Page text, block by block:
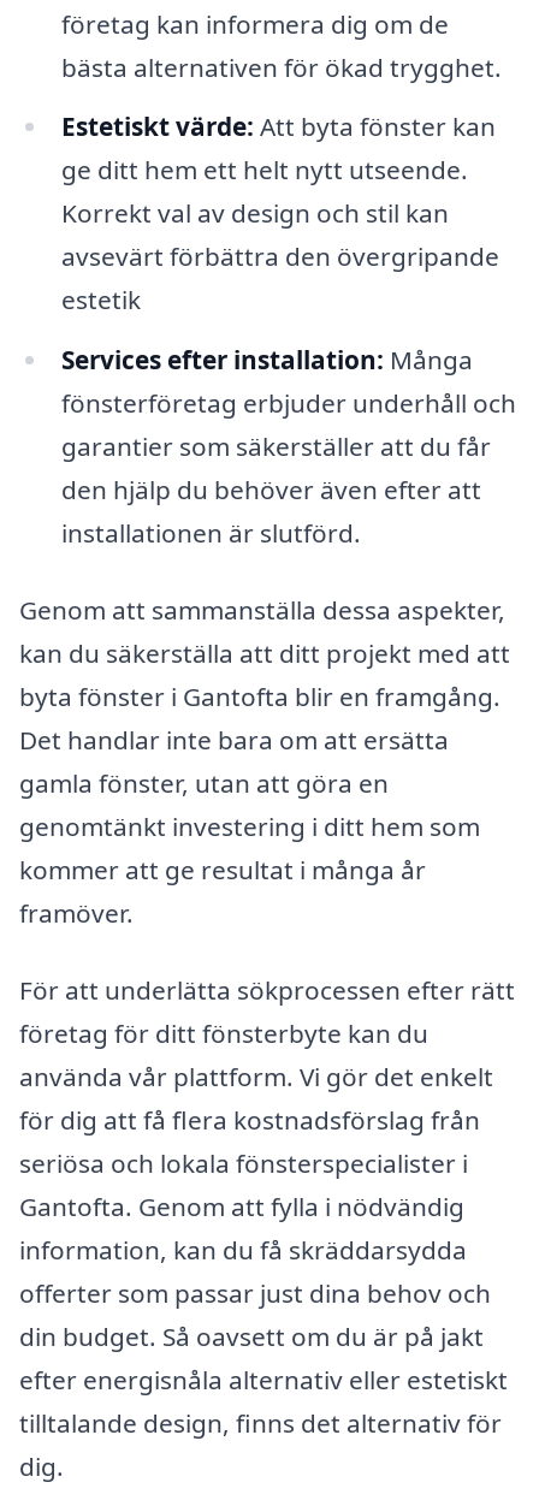
företag kan informera dig om de
bästa alternativen för ökad trygghet.
Estetiskt värde: Att byta fönster kan
ge ditt hem ett helt nytt utseende.
Korrekt val av design och stil kan
avsevärt förbättra den övergripande
estetik
Services efter installation: Många
fönsterföretag erbjuder underhåll och
garantier som säkerställer att du får
den hjälp du behöver även efter att
installationen är slutförd.
Genom att sammanställa dessa aspekter,
kan du säkerställa att ditt projekt med att
byta fönster i Gantofta blir en framgång.
Det handlar inte bara om att ersätta
gamla fönster, utan att göra en
genomtänkt investering i ditt hem som
kommer att ge resultat i många år
framöver.
För att underlätta sökprocessen efter rätt
företag för ditt fönsterbyte kan du
använda vår plattform. Vi gör det enkelt
för dig att få flera kostnadsförslag från
seriösa och lokala fönsterspecialister i
Gantofta. Genom att fylla i nödvändig
information, kan du få skräddarsydda
offerter som passar just dina behov och
din budget. Så oavsett om du är på jakt
efter energisnåla alternativ eller estetiskt
tilltalande design, finns det alternativ för
dig.